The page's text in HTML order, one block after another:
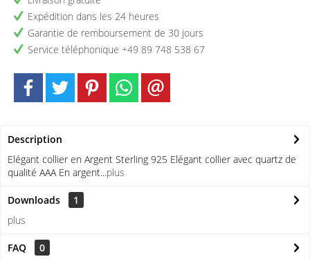
Expédition dans les 24 heures
Garantie de remboursement de 30 jours
Service téléphonique +49 89 748 538 67
Description
Elégant collier en Argent Sterling 925 Elégant collier avec quartz de
qualité AAA En argent...plus
Downloads
1
plus
FAQ
0